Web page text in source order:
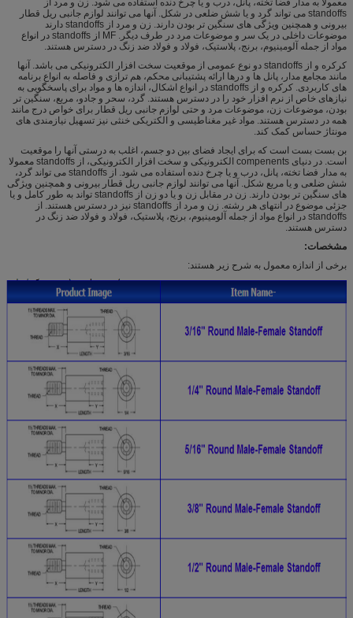
معمولا به مدار فضا تخته، پانل، درب و یا چرخ دنده استفاده می شود. زن و مرد از
standoffs می تواند گرد و یا شش ضلعی در شکل. آنها می توانند لوازم جانبی ریل قطار
بیرونی و همچنین ویژگی های سنگین تر بودن دارند. زن و مرد از standoffs دارند
موضوعات داخلی در یک سر و موضوعات مرد در طرف دیگر. MF از standoffs در انواع
مواد از جمله آلومینیوم، برنج، پلاستیک، فولاد و فولاد ضد زنگ در دسترس هستند.
کرکره و از standoffs دو نوع عمومی از موقعیت سخت افزار الکترونیکی می باشد. آنها
مانند مجامع مدار، پانل ها و درها ارائه پشتیبانی محکم، هم ترازی و فاصله به انواع برنامه
های کاربردی. کرکره و از standoffs در انواع اشکال، اندازه ها و مواد برای پاسخگویی به
نیازهای خاص از نرم افزار خود را در دسترس هستند. گرد، سحر و جادو، مربع، سنگین تر
بودن، موضوعات زن، موضوعات مرد و حتی لوازم جانبی ریل قطار برای خواص درج مانند
همه در دسترس هستند. مواد غیر مغناطیسی و الکتریکی خنثی نیز تسهیل نیازمندی های
مونتاژ حساس کمک کند.
بن بست بست است که برای ایجاد فضای بین دو جسم، اغلب به درستی آنها را موقعیت
است. در دنیای compenents الکترونیکی و سخت افزار الکترونیکی، از standoffs معمولا
به مدار فضا تخته، پانل، درب و یا چرخ دنده استفاده می شود. از standoffs می تواند گرد،
شش ضلعی و یا مربع شکل. آنها می توانند لوازم جانبی ریل قطار بیرونی و همچنین ویژگی
های سنگین تر بودن دارند. زن در مقابل زن و یا دو زن از standoffs تواند به طور کامل و یا
جزئی موضوع در انتهای هر رشته. زن و مرد از standoffs نیز در دسترس هستند. از
standoffs در انواع مواد از جمله آلومینیوم، برنج، پلاستیک، فولاد و فولاد ضد زنگ در
دسترس هستند.
مشخصات:
برخی از اندازه معمول به شرح زیر هستند: